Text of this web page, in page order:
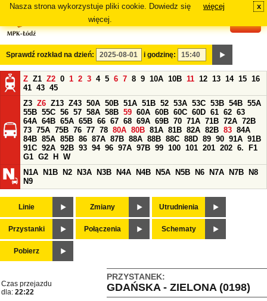
Nasza strona wykorzystuje pliki cookie. Dowiedz się
więcej.
więcej x
Sprawdź rozkład na dzień: i godzinę:
Z Z1 Z2 0 1 2 3 4 5 6 7 8 9 10A 10B 11 12 13 14 15 16
41 43 45
Z3 Z6 Z13 Z43 50A 50B 51A 51B 52 53A 53C 53B 54B 55A
55B 55C 56 57 58A 58B 59 60A 60B 60C 60D 61 62 63
64A 64B 65A 65B 66 67 68 69A 69B 70 71A 71B 72A 72B
73 75A 75B 76 77 78 80A 80B 81A 81B 82A 82B 83 84A
84B 85A 85B 86 87A 87B 88A 88B 88C 88D 89 90 91A 91B
91C 92A 92B 93 94 96 97A 97B 99 100 101 201 202 6.
F1
G1 G2 H
W
N1A
N1B N2 N3A N3B N4A N4B N5A N5B N6 N7A N7B
N8
N9
Linie Zmiany Utrudnienia
Przystanki Połączenia Schematy
Pobierz
PRZYSTANEK:
GDAŃSKA - ZIELONA (0198)
Czas przejazdu
dla: 22:22